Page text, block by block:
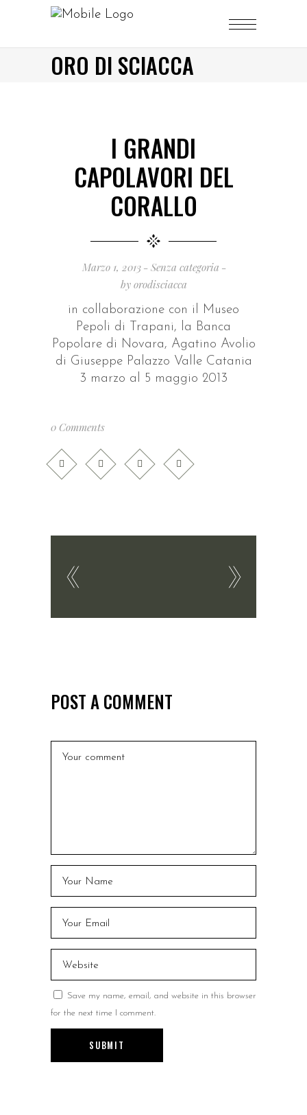
ORO DI SCIACCA
I GRANDI
CAPOLAVORI DEL
CORALLO
Marzo 1, 2013
Senza categoria
by orodisciacca
in collaborazione con il Museo
Pepoli di Trapani, la Banca
Popolare di Novara, Agatino Avolio
di Giuseppe Palazzo Valle Catania
3 marzo al 5 maggio 2013
0 Comments
POST A COMMENT
Save my name, email, and website in this browser
for the next time I comment.
SUBMIT